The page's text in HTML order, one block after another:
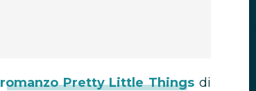
romanzo Pretty Little Things di